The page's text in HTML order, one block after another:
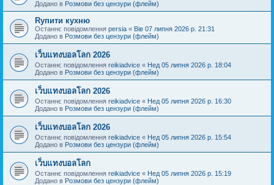
Додано в Розмови без цензури (флейм)
Rупити кухню
Останнє повідомлення persia « Вів 07 липня 2026 р. 21:31
Додано в Розмови без цензури (флейм)
เว็บแทงบอลโลก 2026
Останнє повідомлення reikiadvice « Нед 05 липня 2026 р. 18:04
Додано в Розмови без цензури (флейм)
เว็บแทงบอลโลก 2026
Останнє повідомлення reikiadvice « Нед 05 липня 2026 р. 16:30
Додано в Розмови без цензури (флейм)
เว็บแทงบอลโลก 2026
Останнє повідомлення reikiadvice « Нед 05 липня 2026 р. 15:54
Додано в Розмови без цензури (флейм)
เว็บแทงบอลโลก
Останнє повідомлення reikiadvice « Нед 05 липня 2026 р. 15:19
Додано в Розмови без цензури (флейм)